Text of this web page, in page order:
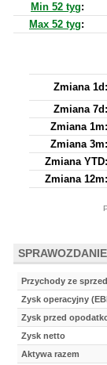
Min 52 tyg:
Max 52 tyg:
Zmiana 1d:
Zmiana 7d:
Zmiana 1m:
Zmiana 3m:
Zmiana YTD:
Zmiana 12m:
Przychody ze
Zysk operacyjny
Zysk przed
Zysk netto
Aktywa razem